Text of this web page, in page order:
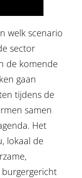
welk scenario
sector
de komende
gaan
tijdens de
samen
Het
lokaal de